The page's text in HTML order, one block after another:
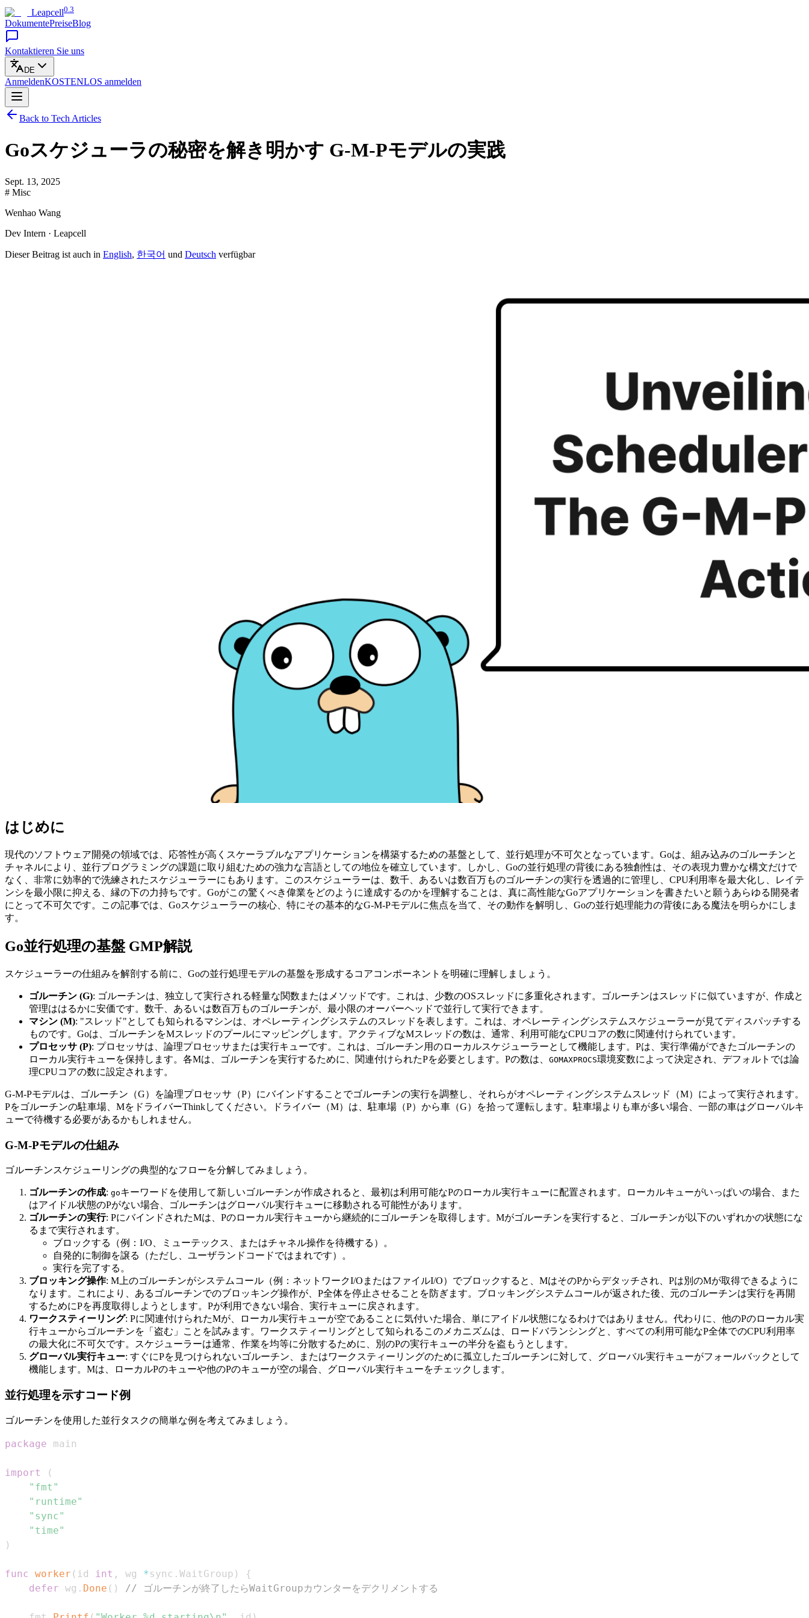
Leapcell0.3
DokumentePreiseBlog
Kontaktieren Sie uns
DE
AnmeldenKOSTENLOS anmelden
Back to Tech Articles
Goスケジューラの秘密を解き明かす G-M-Pモデルの実践
Sept. 13, 2025
# Misc
Wenhao Wang
Dev Intern · Leapcell
Dieser Beitrag ist auch in English, 한국어 und Deutsch verfügbar
はじめに
現代のソフトウェア開発の領域では、応答性が高くスケーラブルなアプリケーションを構築するための基盤として、並行処理が不可欠となっています。Goは、組み込みのゴルーチンと
チャネルにより、並行プログラミングの課題に取り組むための強力な言語としての地位を確立しています。しかし、Goの並行処理の背後にある独創性は、その表現力豊かな構文だけで
なく、非常に効率的で洗練されたスケジューラーにもあります。このスケジューラーは、数千、あるいは数百万ものゴルーチンの実行を透過的に管理し、CPU利用率を最大化し、レイテ
ンシを最小限に抑える、縁の下の力持ちです。Goがこの驚くべき偉業をどのように達成するのかを理解することは、真に高性能なGoアプリケーションを書きたいと願うあらゆる開発者
にとって不可欠です。この記事では、Goスケジューラーの核心、特にその基本的なG-M-Pモデルに焦点を当て、その動作を解明し、Goの並行処理能力の背後にある魔法を明らかにしま
す。
Go並行処理の基盤 GMP解説
スケジューラーの仕組みを解剖する前に、Goの並行処理モデルの基盤を形成するコアコンポーネントを明確に理解しましょう。
ゴルーチン (G): ゴルーチンは、独立して実行される軽量な関数またはメソッドです。これは、少数のOSスレッドに多重化されます。ゴルーチンはスレッドに似ていますが、作成と
管理ははるかに安価です。数千、あるいは数百万ものゴルーチンが、最小限のオーバーヘッドで並行して実行できます。
マシン (M): "スレッド"としても知られるマシンは、オペレーティングシステムのスレッドを表します。これは、オペレーティングシステムスケジューラーが見てディスパッチする
ものです。Goは、ゴルーチンをMスレッドのプールにマッピングします。アクティブなMスレッドの数は、通常、利用可能なCPUコアの数に関連付けられています。
プロセッサ (P): プロセッサは、論理プロセッサまたは実行キューです。これは、ゴルーチン用のローカルスケジューラーとして機能します。Pは、実行準備ができたゴルーチンの
ローカル実行キューを保持します。各Mは、ゴルーチンを実行するために、関連付けられたPを必要とします。Pの数は、 GOMAXPROCS環境変数によって決定され、デフォルトでは論
理CPUコアの数に設定されます。
G-M-Pモデルは、ゴルーチン（G）を論理プロセッサ（P）にバインドすることでゴルーチンの実行を調整し、それらがオペレーティングシステムスレッド（M）によって実行されます。
Pをゴルーチンの駐車場、MをドライバーThinkしてください。ドライバー（M）は、駐車場（P）から車（G）を拾って運転します。駐車場よりも車が多い場合、一部の車はグローバルキ
ューで待機する必要があるかもしれません。
G-M-Pモデルの仕組み
ゴルーチンスケジューリングの典型的なフローを分解してみましょう。
ゴルーチンの作成: goキーワードを使用して新しいゴルーチンが作成されると、最初は利用可能なPのローカル実行キューに配置されます。ローカルキューがいっぱいの場合、また
はアイドル状態のPがない場合、ゴルーチンはグローバル実行キューに移動される可能性があります。
ゴルーチンの実行: PにバインドされたMは、Pのローカル実行キューから継続的にゴルーチンを取得します。Mがゴルーチンを実行すると、ゴルーチンが以下のいずれかの状態にな
るまで実行されます。
ブロックする（例：I/O、ミューテックス、またはチャネル操作を待機する）。
自発的に制御を譲る（ただし、ユーザランドコードではまれです）。
実行を完了する。
ブロッキング操作: M上のゴルーチンがシステムコール（例：ネットワークI/OまたはファイルI/O）でブロックすると、MはそのPからデタッチされ、Pは別のMが取得できるように
なります。これにより、あるゴルーチンでのブロッキング操作が、P全体を停止させることを防ぎます。ブロッキングシステムコールが返された後、元のゴルーチンは実行を再開
するためにPを再度取得しようとします。Pが利用できない場合、実行キューに戻されます。
ワークスティーリング: Pに関連付けられたMが、ローカル実行キューが空であることに気付いた場合、単にアイドル状態になるわけではありません。代わりに、他のPのローカル実
行キューからゴルーチンを「盗む」ことを試みます。ワークスティーリングとして知られるこのメカニズムは、ロードバランシングと、すべての利用可能なP全体でのCPU利用率
の最大化に不可欠です。スケジューラーは通常、作業を均等に分散するために、別のPの実行キューの半分を盗もうとします。
グローバル実行キュー: すぐにPを見つけられないゴルーチン、またはワークスティーリングのために孤立したゴルーチンに対して、グローバル実行キューがフォールバックとして
機能します。Mは、ローカルPのキューや他のPのキューが空の場合、グローバル実行キューをチェックします。
並行処理を示すコード例
ゴルーチンを使用した並行タスクの簡単な例を考えてみましょう。
package
import
(
"fmt"
"runtime"
"sync"
"time"
)
func worker ( id int , wg * sync . WaitGroup )
{
defer wg . Done ( ) // ゴルーチンが終了したらWaitGroupカウンターをデクリメントする